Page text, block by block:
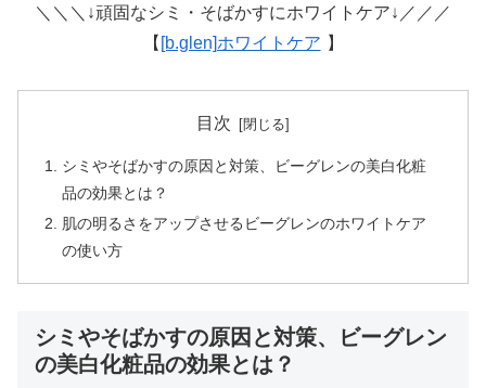
＼＼＼↓頑固なシミ・そばかすにホワイトケア↓／／／
【 [b.glen]ホワイトケア 】
目次
シミやそばかすの原因と対策、ビーグレンの美白化粧
品の効果とは？
肌の明るさをアップさせるビーグレンのホワイトケア
の使い方
シミやそばかすの原因と対策、ビーグレン
の美白化粧品の効果とは？